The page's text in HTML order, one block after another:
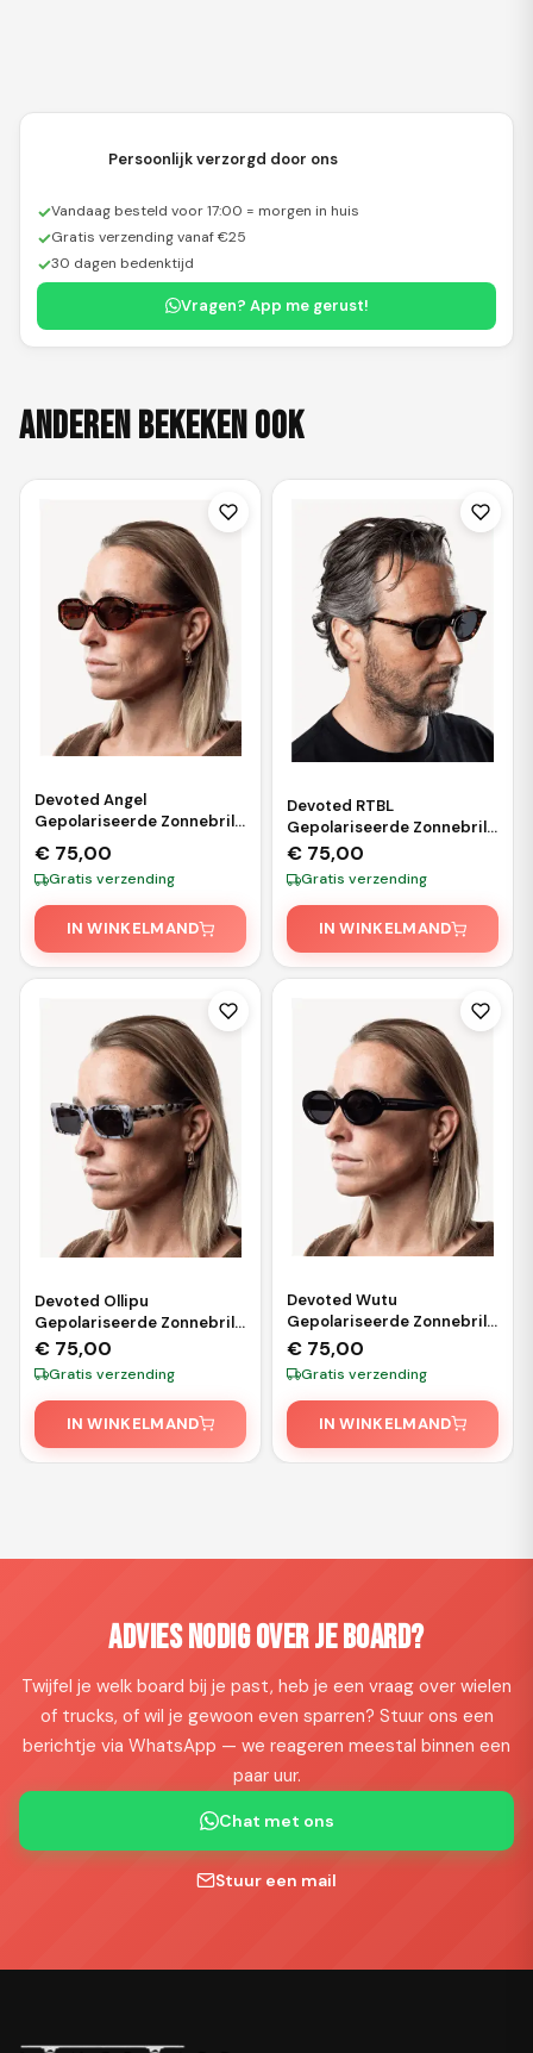
Persoonlijk verzorgd door ons
✓Vandaag besteld voor 17:00 = morgen in huis
✓Gratis verzending vanaf €25
✓30 dagen bedenktijd
Vragen? App me gerust!
Anderen bekeken ook
Devoted Angel
Gepolariseerde Zonnebril
– Brown Tortoise
€ 75,00
Gratis verzending
IN WINKELMAND
Devoted RTBL
Gepolariseerde Zonnebril
– Brown Leopard
€ 75,00
Gratis verzending
IN WINKELMAND
Devoted Ollipu
Gepolariseerde Zonnebril
– White Leopard
€ 75,00
Gratis verzending
IN WINKELMAND
Devoted Wutu
Gepolariseerde Zonnebril
– Zwart
€ 75,00
Gratis verzending
IN WINKELMAND
Advies nodig over je board?
Twijfel je welk board bij je past, heb je een vraag over wielen
of trucks, of wil je gewoon even sparren? Stuur ons een
berichtje via WhatsApp — we reageren meestal binnen een
paar uur.
Chat met ons
Stuur een mail